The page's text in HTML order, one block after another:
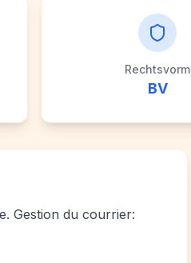
Rechtsvorm
BV
Gestion du courrier: